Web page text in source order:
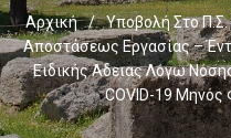
Αρχική /
Υποβολή Στο
Αποστάσεως Εργασίας –
Ειδικής Άδειας Λόγω
COVID-19 Μηνός